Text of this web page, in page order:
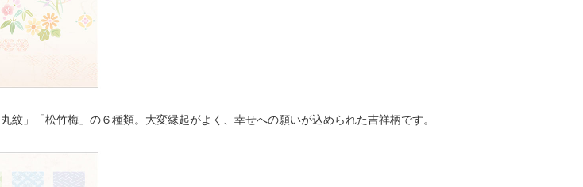
紋」「松竹梅」の６種類。大変縁起がよく、幸せへの願いが込められた吉祥柄です。